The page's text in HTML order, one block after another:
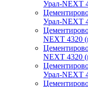
Урал-NEXT
Урал-NEXT
NEXT 4320
NEXT 4320
Урал-NEXT